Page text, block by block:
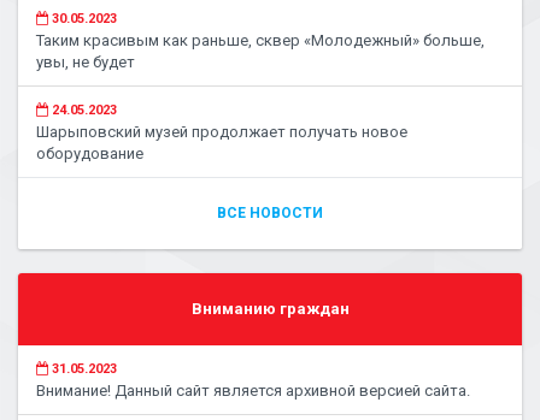
30.05.2023
Таким красивым как раньше, сквер «Молодежный» больше,
увы, не будет
24.05.2023
Шарыповский музей продолжает получать новое
оборудование
ВСЕ НОВОСТИ
Вниманию граждан
31.05.2023
Внимание! Данный сайт является архивной версией сайта.